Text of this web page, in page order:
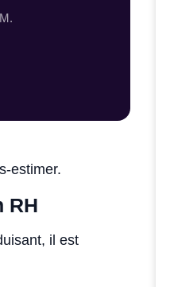
estimer.
RH
il est